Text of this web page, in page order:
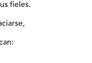
fieles.